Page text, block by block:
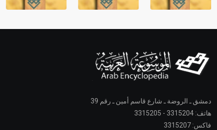
دمشق ـ الروضة ـ شارع قاسم أمين ـ رقم 39
هاتف: 3315204 - 3315205
فاكس: 3315207